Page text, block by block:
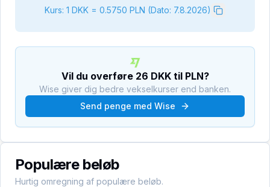
Kurs: 1 DKK = 0.5750 PLN (Dato: 7.8.2026)
Vil du overføre 26 DKKtil PLN?
Wise giver dig bedre vekselkurser end banken.
Send penge med Wise
Populære beløb
Hurtig omregning af populære beløb.